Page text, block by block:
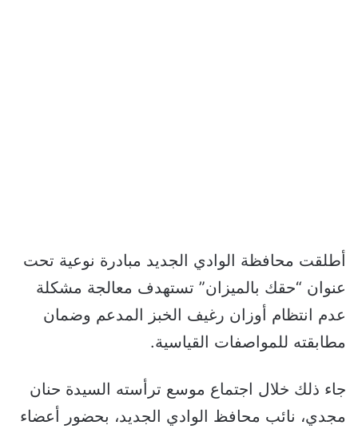
أطلقت محافظة الوادي الجديد مبادرة نوعية تحت
عنوان “حقك بالميزان” تستهدف معالجة مشكلة
عدم انتظام أوزان رغيف الخبز المدعم وضمان
مطابقته للمواصفات القياسية.
جاء ذلك خلال اجتماع موسع ترأسته السيدة حنان
مجدي، نائب محافظ الوادي الجديد، بحضور أعضاء